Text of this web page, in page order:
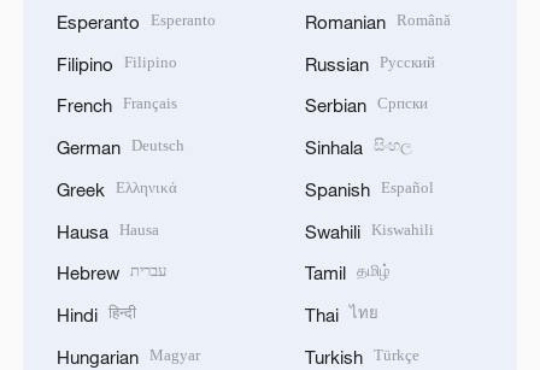
Esperanto Esperanto
Filipino Filipino
French Français
German Deutsch
Greek Ελληνικά
Hausa Hausa
Hebrew עברית
Hindi हिन्दी
Hungarian Magyar
Romanian Română
Russian Русский
Serbian Српски
Sinhala සිංහල
Spanish Español
Swahili Kiswahili
Tamil தமிழ்
Thai ไทย
Turkish Türkçe